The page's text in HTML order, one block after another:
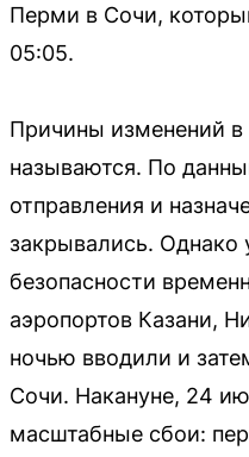
Перми в Сочи,
05:05.
Причины изменений в
называются. По
отправления и
закрывались. Однако
безопасности
аэропортов Казани,
ночью вводили и
Сочи. Накануне, 24
масштабные сбои: